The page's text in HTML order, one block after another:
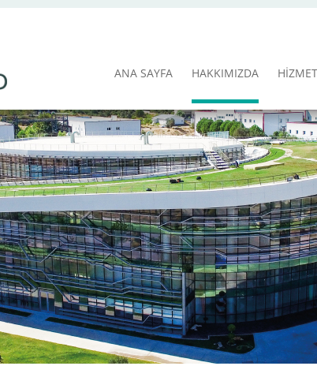
ANA SAYFA HAKKIMIZDA